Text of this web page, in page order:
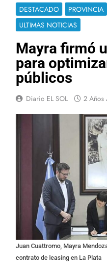
DESTACADO PROVINCIA
ULTIMAS NOTICIAS
Mayra firmó
para
públicos
Diario EL SOL 2 Años
Juan Cuattromo, Mayra
contrato de leasing en La Plata